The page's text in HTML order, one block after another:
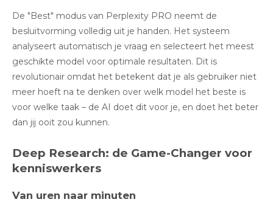
De "Best" modus van Perplexity PRO neemt de
besluitvorming volledig uit je handen. Het systeem
analyseert automatisch je vraag en selecteert het meest
geschikte model voor optimale resultaten. Dit is
revolutionair omdat het betekent dat je als gebruiker niet
meer hoeft na te denken over welk model het beste is
voor welke taak – de AI doet dit voor je, en doet het beter
dan jij ooit zou kunnen.
Deep Research: de Game-Changer voor
kenniswerkers
Van uren naar minuten